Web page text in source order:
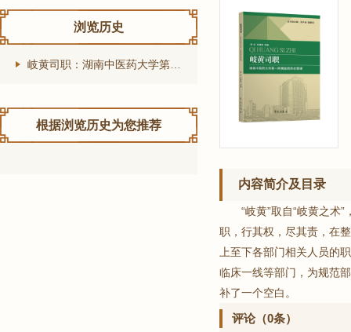
浏览历史
根据浏览历史为您推荐
内容简介及目录
“岐黄”取自“岐黄之术
职，行其权，尽其责，在
上至下各部门相关人员的
临床一线等部门，为规范
补了一个空白。
评论（0条）